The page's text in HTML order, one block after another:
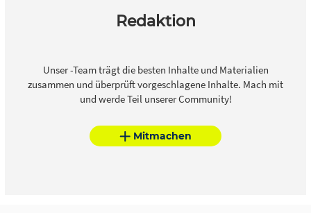
Redaktion
Unser -Team trägt die besten Inhalte und Materialien
zusammen und überprüft vorgeschlagene Inhalte. Mach mit
und werde Teil unserer Community!
Mitmachen